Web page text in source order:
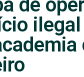
de